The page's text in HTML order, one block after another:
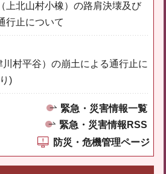
上北山村小橡）の路肩決壊及び
行止について
川村平谷）の崩土による通行止に
)
緊急・災害情報一覧
緊急・災害情報RSS
防災・危機管理ページ